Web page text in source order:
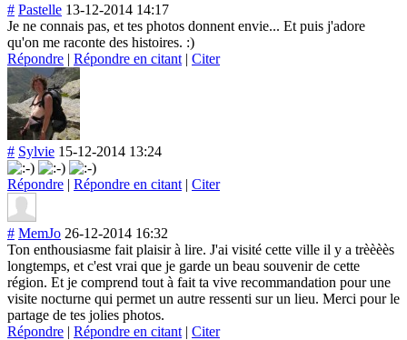
# Pastelle 13-12-2014 14:17
Je ne connais pas, et tes photos donnent envie... Et puis j'adore
qu'on me raconte des histoires. :)
Répondre | Répondre en citant | Citer
# Sylvie 15-12-2014 13:24
Répondre | Répondre en citant | Citer
# MemJo 26-12-2014 16:32
Ton enthousiasme fait plaisir à lire. J'ai visité cette ville il y a trèèèès
longtemps, et c'est vrai que je garde un beau souvenir de cette
région. Et je comprend tout à fait ta vive recommandation pour une
visite nocturne qui permet un autre ressenti sur un lieu. Merci pour le
partage de tes jolies photos.
Répondre | Répondre en citant | Citer